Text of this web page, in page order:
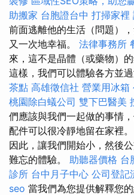
助搬家 台胞證台中 打掃家裡
前面逃離他的生活（問題）
又一次地幸福。 法律事務所
來，這不是晶體（或藥物）
這樣，我們可以體驗各方並過
茶點 高雄徵信社 營業用冰箱
桃園除白蟻公司 雙下巴醫美
們應該與我們一起做的事情
配件可以很冷靜地留在家裡。
因此，讓我們開始小，然後
難忘的體驗。 助聽器價格 台
診所 台中月子中心 公司登記
seo 當我們為您提供解釋您